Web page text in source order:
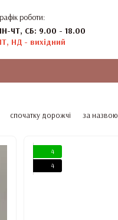
роботи:
ЧТ, СБ: 9.00 - 18.00
НД - вихідний
спочатку дорожчі за назвою
4
4